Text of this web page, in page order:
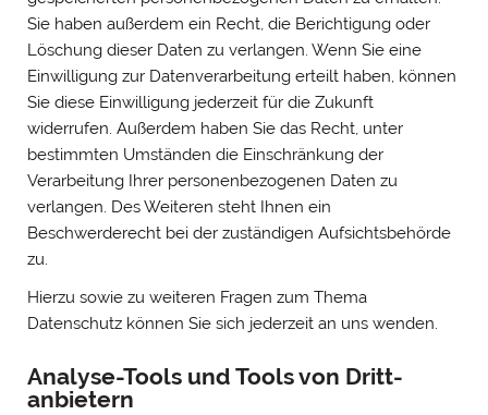
Sie haben außerdem ein Recht, die Berichtigung oder
Löschung dieser Daten zu verlangen. Wenn Sie eine
Einwilligung zur Datenverarbeitung erteilt haben, können
Sie diese Einwilligung jederzeit für die Zukunft
widerrufen. Außerdem haben Sie das Recht, unter
bestimmten Umständen die Einschränkung der
Verarbeitung Ihrer personenbezogenen Daten zu
verlangen. Des Weiteren steht Ihnen ein
Beschwerderecht bei der zuständigen Aufsichtsbehörde
zu.
Hierzu sowie zu weiteren Fragen zum Thema
Datenschutz können Sie sich jederzeit an uns wenden.
Analyse-Tools und Tools von Dritt­
anbietern